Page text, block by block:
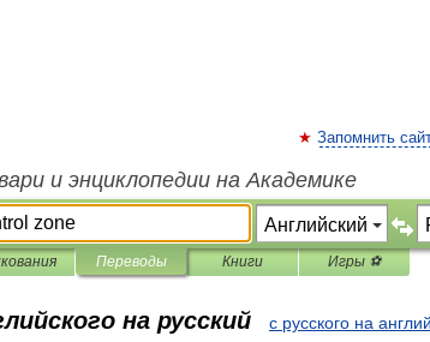
Запомнить
и энциклопедии на Академике
Переводы Книги Игры ⚽
на русский с русского на